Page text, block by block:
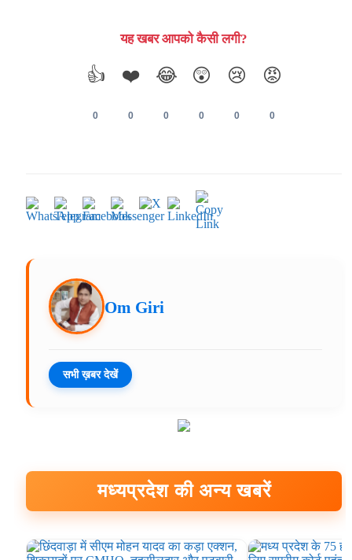
यह खबर आपको कैसी लगी?
👍
0
❤️
0
😂
0
😲
0
😢
0
😡
0
Om Giri
सभी ख़बर देखें
मध्यप्रदेश की अन्य खबरें